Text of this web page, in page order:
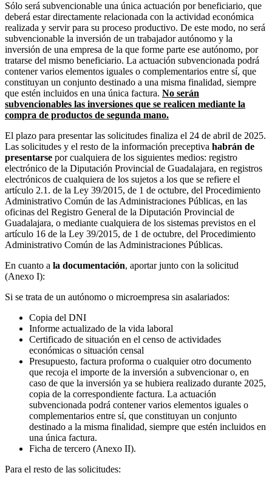
Sólo será subvencionable una única actuación por beneficiario, que
deberá estar directamente relacionada con la actividad económica
realizada y servir para su proceso productivo. De este modo, no será
subvencionable la inversión de un trabajador autónomo y la
inversión de una empresa de la que forme parte ese autónomo, por
tratarse del mismo beneficiario. La actuación subvencionada podrá
contener varios elementos iguales o complementarios entre sí, que
constituyan un conjunto destinado a una misma finalidad, siempre
que estén incluidos en una única factura. No serán
subvencionables las inversiones que se realicen mediante la
compra de productos de segunda mano.
El plazo para presentar las solicitudes finaliza el 24 de abril de 2025.
Las solicitudes y el resto de la información preceptiva habrán de
presentarse por cualquiera de los siguientes medios: registro
electrónico de la Diputación Provincial de Guadalajara, en registros
electrónicos de cualquiera de los sujetos a los que se refiere el
artículo 2.1. de la Ley 39/2015, de 1 de octubre, del Procedimiento
Administrativo Común de las Administraciones Públicas, en las
oficinas del Registro General de la Diputación Provincial de
Guadalajara, o mediante cualquiera de los sistemas previstos en el
artículo 16 de la Ley 39/2015, de 1 de octubre, del Procedimiento
Administrativo Común de las Administraciones Públicas.
En cuanto a la documentación, aportar junto con la solicitud
(Anexo I):
Si se trata de un autónomo o microempresa sin asalariados:
Copia del DNI
Informe actualizado de la vida laboral
Certificado de situación en el censo de actividades
económicas o situación censal
Presupuesto, factura proforma o cualquier otro documento
que recoja el importe de la inversión a subvencionar o, en
caso de que la inversión ya se hubiera realizado durante 2025,
copia de la correspondiente factura. La actuación
subvencionada podrá contener varios elementos iguales o
complementarios entre sí, que constituyan un conjunto
destinado a la misma finalidad, siempre que estén incluidos en
una única factura.
Ficha de tercero (Anexo II).
Para el resto de las solicitudes: